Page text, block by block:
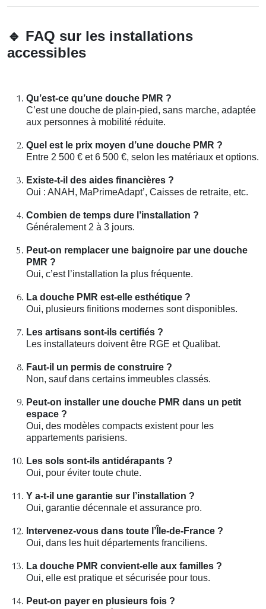
🔹 FAQ sur les installations
accessibles
Qu’est-ce qu’une douche PMR ?
C’est une douche de plain-pied, sans marche, adaptée
aux personnes à mobilité réduite.
Quel est le prix moyen d’une douche PMR ?
Entre 2 500 € et 6 500 €, selon les matériaux et options.
Existe-t-il des aides financières ?
Oui : ANAH, MaPrimeAdapt’, Caisses de retraite, etc.
Combien de temps dure l’installation ?
Généralement 2 à 3 jours.
Peut-on remplacer une baignoire par une douche
PMR ?
Oui, c’est l’installation la plus fréquente.
La douche PMR est-elle esthétique ?
Oui, plusieurs finitions modernes sont disponibles.
Les artisans sont-ils certifiés ?
Les installateurs doivent être RGE et Qualibat.
Faut-il un permis de construire ?
Non, sauf dans certains immeubles classés.
Peut-on installer une douche PMR dans un petit
espace ?
Oui, des modèles compacts existent pour les
appartements parisiens.
Les sols sont-ils antidérapants ?
Oui, pour éviter toute chute.
Y a-t-il une garantie sur l’installation ?
Oui, garantie décennale et assurance pro.
Intervenez-vous dans toute l’Île-de-France ?
Oui, dans les huit départements franciliens.
La douche PMR convient-elle aux familles ?
Oui, elle est pratique et sécurisée pour tous.
Peut-on payer en plusieurs fois ?